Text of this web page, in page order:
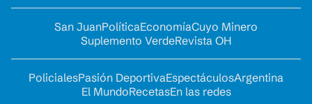
San JuanPolíticaEconomíaCuyo Minero
Suplemento VerdeRevista OH
PolicialesPasión DeportivaEspectáculosArgentina
El MundoRecetasEn las redes